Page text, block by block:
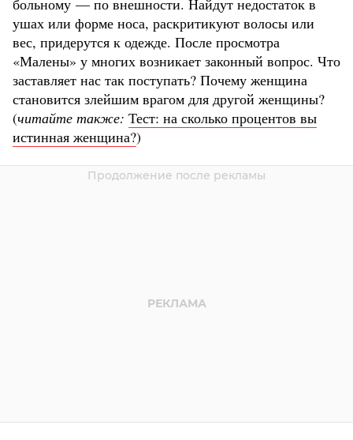
ушах или форме носа, раскритикуют волосы или
вес, придерутся к одежде. После просмотра
«Малены» у многих возникает законный вопрос. Что
заставляет нас так поступать? Почему женщина
становится злейшим врагом для другой женщины?
(читайте также: Тест: на сколько процентов вы
истинная женщина?)